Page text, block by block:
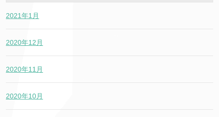
2021年1月
2020年12月
2020年11月
2020年10月